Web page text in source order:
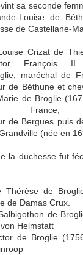
sa seconde
Louise de
de Castellane-
Crizat de
François II
maréchal de
de Béthune et
de Broglie
France,
de Bergues puis
(née en
la duchesse fut
Thérèse de
de Damas Crux.
de
Helmstatt
de Broglie